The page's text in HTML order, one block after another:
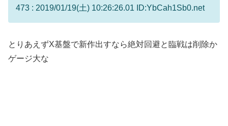
473 : 2019/01/19(土) 10:26:26.01 ID:YbCah1Sb0.net
とりあえずX基盤で新作出すなら絶対回避と臨戦は削除か
ゲージ大な